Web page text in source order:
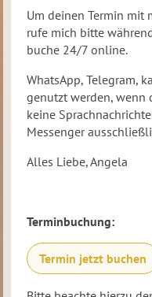
Um deinen Termin mit
rufe mich bitte
buche 24/7 online.
WhatsApp, Telegram,
genutzt werden, wenn
keine
Messenger
Alles Liebe, Angela
Terminbuchung:
Termin jetzt buchen